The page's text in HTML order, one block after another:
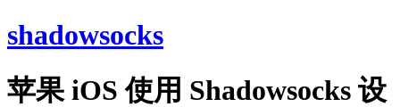
shadowsocks
苹果 iOS 使用 Shadowsocks 设